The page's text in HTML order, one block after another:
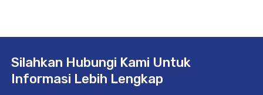
Silahkan Hubungi Kami Untuk
Informasi Lebih Lengkap